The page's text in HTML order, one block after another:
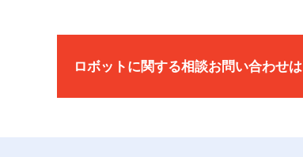
ロボットに関する相談お問い合わせは